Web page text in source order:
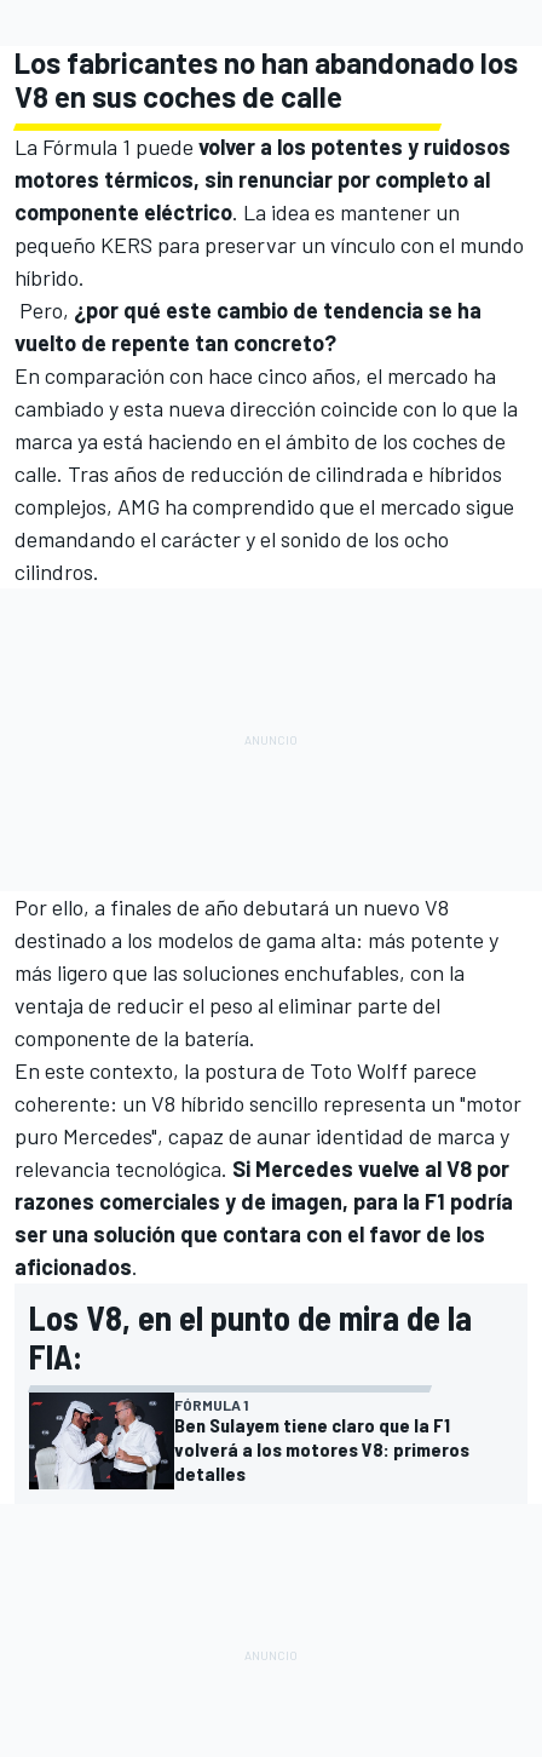
Los fabricantes no han abandonado los
V8 en sus coches de calle
La Fórmula 1 puede volver a los potentes y ruidosos
motores térmicos, sin renunciar por completo al
componente eléctrico. La idea es mantener un
pequeño KERS para preservar un vínculo con el mundo
híbrido.
Pero, ¿por qué este cambio de tendencia se ha
vuelto de repente tan concreto?
En comparación con hace cinco años, el mercado ha
cambiado y esta nueva dirección coincide con lo que la
marca ya está haciendo en el ámbito de los coches de
calle. Tras años de reducción de cilindrada e híbridos
complejos, AMG ha comprendido que el mercado sigue
demandando el carácter y el sonido de los ocho
cilindros.
Por ello, a finales de año debutará un nuevo V8
destinado a los modelos de gama alta: más potente y
más ligero que las soluciones enchufables, con la
ventaja de reducir el peso al eliminar parte del
componente de la batería.
En este contexto, la postura de Toto Wolff parece
coherente: un V8 híbrido sencillo representa un "motor
puro Mercedes", capaz de aunar identidad de marca y
relevancia tecnológica. Si Mercedes vuelve al V8 por
razones comerciales y de imagen, para la F1 podría
ser una solución que contara con el favor de los
aficionados.
Los V8, en el punto de mira de la
FIA:
FÓRMULA 1
Ben Sulayem tiene claro que la F1
volverá a los motores V8: primeros
detalles